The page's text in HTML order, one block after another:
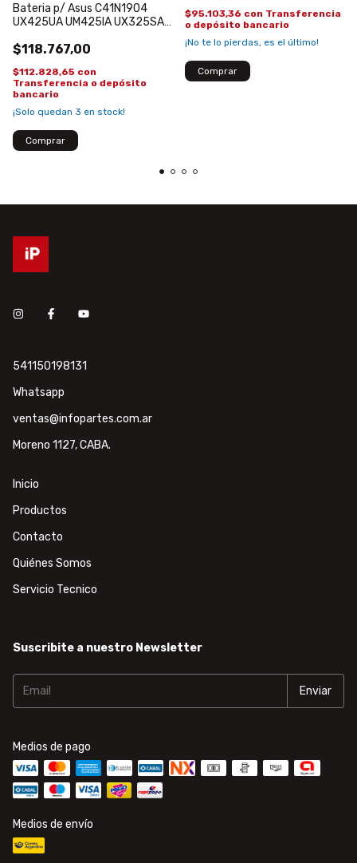
Bateria p/ Asus C41N1904
UX425UA UM425IA UX325SA
$118.767,00
$112.828,65 con
Transferencia o depósito
bancario
¡Solo quedan 3 en stock!
$95.103,36 con Transferencia
o depósito bancario
¡No te lo pierdas, es el último!
541150198131
Whatsapp
ventas@infopartes.com.ar
Moreno 1127, CABA.
Inicio
Productos
Contacto
Quiénes Somos
Servicio Tecnico
Suscribite a nuestro Newsletter
Medios de pago
Medios de envío